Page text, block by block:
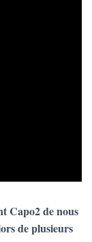
Capo2 de nous
de plusieurs